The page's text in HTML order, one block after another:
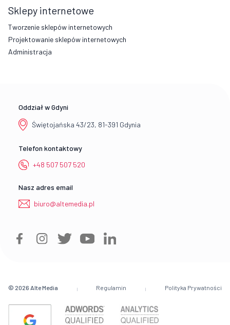
Sklepy internetowe
Tworzenie sklepów internetowych
Projektowanie sklepów internetowych
Administracja
Oddział w Gdyni
Świętojańska 43/23, 81-391 Gdynia
Telefon kontaktowy
+48 507 507 520
Nasz adres email
biuro@altemedia.pl
© 2026 Alte Media Regulamin Polityka Prywatności